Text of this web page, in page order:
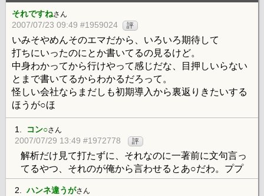
それですねさん
2007/07/23 09:49 #1959024 評
いみそやめんそのエマだから、いろいろ期待して
打ちにいったのにとか書いてるの見るけど。
中身わかってから行けやって感じだな、目押しいらない
とまで書いてるからわかるだろって。
怪しい会社ならまだしも初期導入から裏返りきたいする
ほうが○ほ
1. コン○さん
2007/07/29 13:49 #1972778 評
解析だけ見て打たずに、それなのに一著前に文句言っ
てるやつ、それのが俺から言わせるとあ○だわ。ププ
2.ハンネ違うがさん